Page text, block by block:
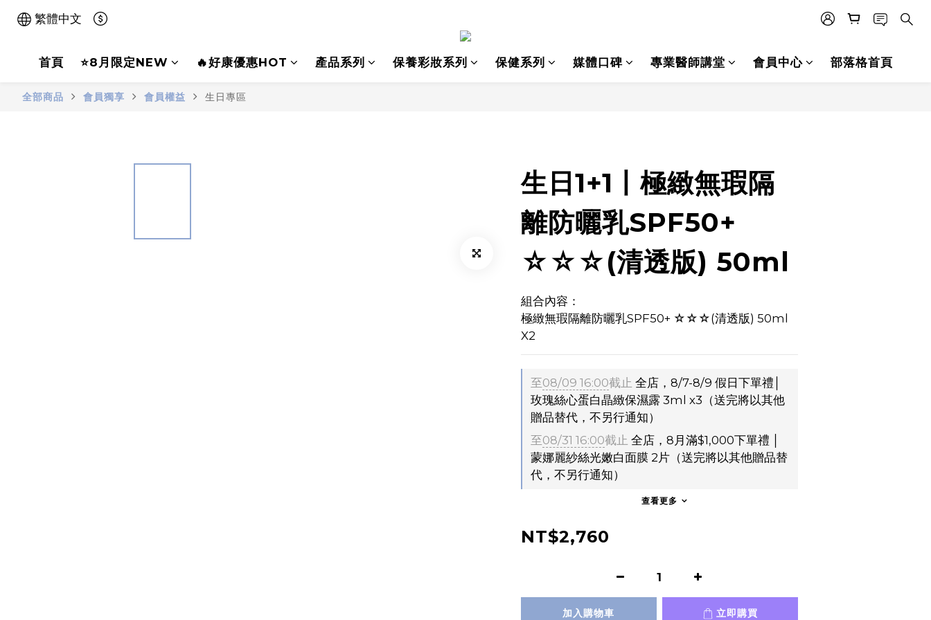
繁體中文
首頁 ⭐8月限定NEW 🔥好康優惠HOT 產品系列 保養彩妝系列 保健系列 媒體口碑 專業醫師講堂 會員中心 部落格首頁
全部商品 會員獨享 會員權益 生日專區
生日1+1丨極緻無瑕隔
離防曬乳SPF50+
☆☆☆(清透版) 50ml
組合內容：
極緻無瑕隔離防曬乳SPF50+ ☆☆☆(清透版) 50ml
X2
至08/09 16:00截止 全店，8/7-8/9 假日下單禮│
玫瑰絲心蛋白晶緻保濕露 3ml x3（送完將以其他
贈品替代，不另行通知）
至08/31 16:00截止 全店，8月滿$1,000下單禮 │
蒙娜麗紗絲光嫩白面膜 2片（送完將以其他贈品替
代，不另行通知）
查看更多
NT$2,760
加入購物車 立即購買